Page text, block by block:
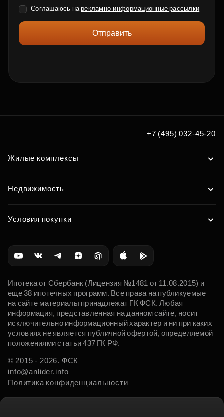
Соглашаюсь нарекламно-информационные рассылки
Отправить
+7 (495) 032-45-20
Жилые комплексы
Недвижимость
Условия покупки
Ипотека от Сбербанк (Лицензия №1481 от 11.08.2015) и
еще 38 ипотечных программ. Все права на публикуемые
на сайте материалы принадлежат ГК ФСК. Любая
информация, представленная на данном сайте, носит
исключительно информационный характер и ни при каких
условиях не является публичной офертой, определяемой
положениями статьи 437 ГК РФ.
© 2015 - 2026. ФСК
info@anlider.info
Политика конфиденциальности